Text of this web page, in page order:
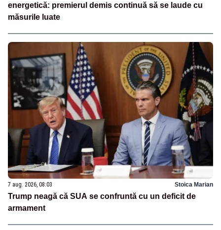
energetică: premierul demis continuă să se laude cu
măsurile luate
7 aug. 2026, 08:03 Stoica Marian
Trump neagă că SUA se confruntă cu un deficit de
armament